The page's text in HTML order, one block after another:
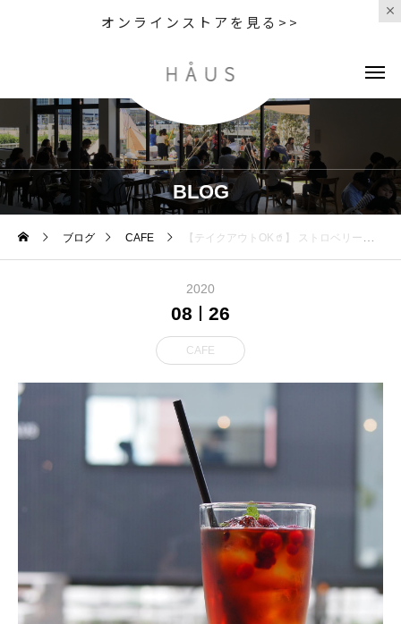
オンラインストアを見る>>
BLOG
ブログ CAFE 【テイクアウトOK🥤】 ストロベリーティ 厳しい暑さが続いてます冷たい紅茶のドリンクでさっぱりと 甘すぎな
2020
08 26
CAFE